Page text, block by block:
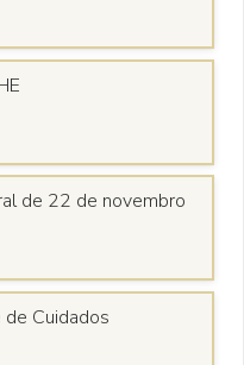
de 22 de novembro
Cuidados